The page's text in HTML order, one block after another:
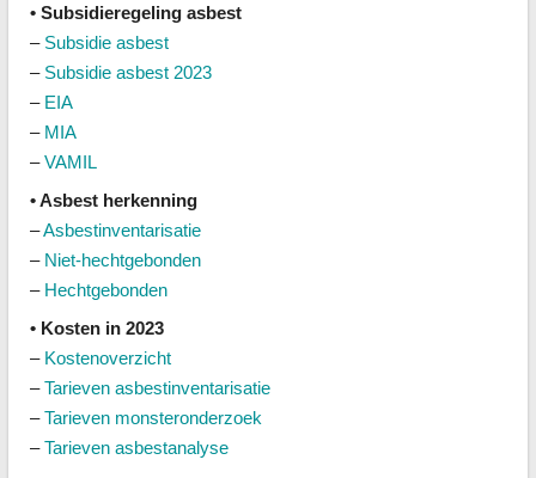
• Subsidieregeling asbest
– Subsidie asbest
– Subsidie asbest 2023
– EIA
– MIA
–VAMIL
• Asbest herkenning
–Asbestinventarisatie
– Niet-hechtgebonden
– Hechtgebonden
• Kosten in 2023
– Kostenoverzicht
–Tarieven asbestinventarisatie
–Tarieven monsteronderzoek
–Tarieven asbestanalyse